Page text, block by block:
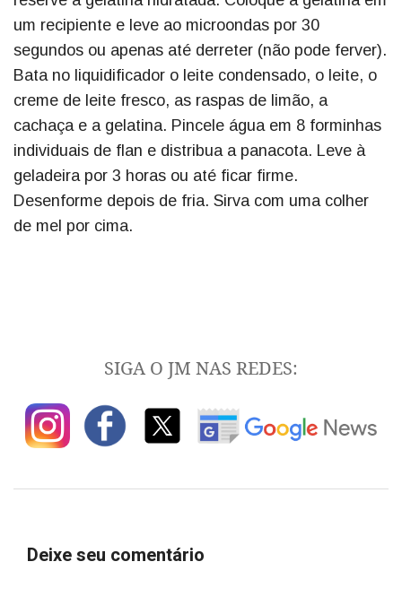
um recipiente e leve ao microondas por 30
segundos ou apenas até derreter (não pode ferver).
Bata no liquidificador o leite condensado, o leite, o
creme de leite fresco, as raspas de limão, a
cachaça e a gelatina. Pincele água em 8 forminhas
individuais de flan e distribua a panacota. Leve à
geladeira por 3 horas ou até ficar firme.
Desenforme depois de fria. Sirva com uma colher
de mel por cima.
SIGA O JM NAS REDES:
Deixe seu comentário